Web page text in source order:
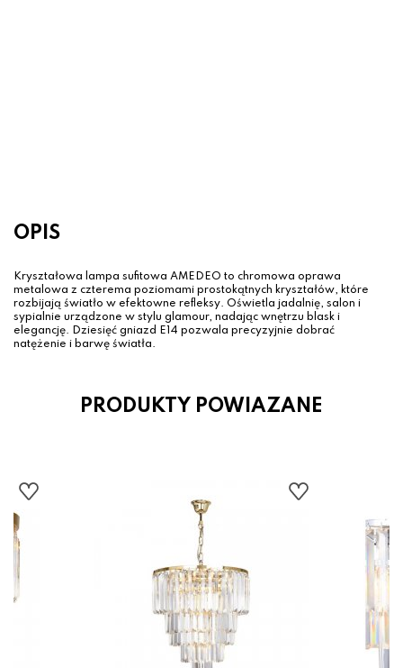
OPIS
Kryształowa lampa sufitowa AMEDEO to chromowa oprawa
metalowa z czterema poziomami prostokątnych kryształów, które
rozbijają światło w efektowne refleksy. Oświetla jadalnię, salon i
sypialnie urządzone w stylu glamour, nadając wnętrzu blask i
elegancję. Dziesięć gniazd E14 pozwala precyzyjnie dobrać
natężenie i barwę światła.
PRODUKTY POWIAZANE